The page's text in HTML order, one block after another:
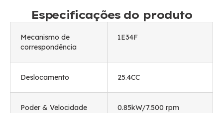
Especificações do produto
Mecanismo de
correspondência
1E34F
Deslocamento 25.4CC
Poder & Velocidade
0.85kW/7.500 rpm